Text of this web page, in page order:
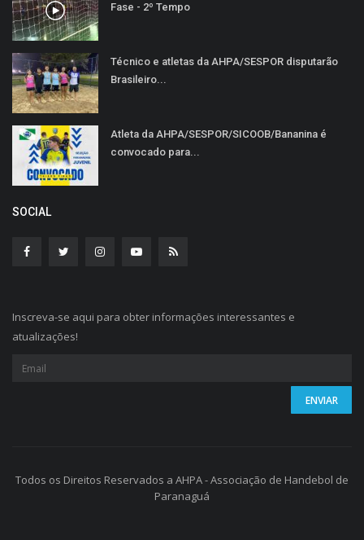
Fase - 2º Tempo
Técnico e atletas da AHPA/SESPOR disputarão
Brasileiro...
Atleta da AHPA/SESPOR/SICOOB/Bananina é
convocado para...
SOCIAL
Inscreva-se aqui para obter informações interessantes e
atualizações!
Todos os Direitos Reservados a AHPA - Associação de Handebol de
Paranaguá